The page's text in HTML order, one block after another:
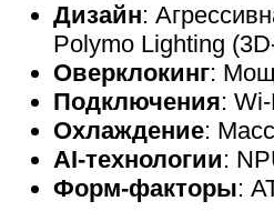
Дизайн:
Polymo Lighting
Оверклокинг:
Подключения:
Охлаждение:
AI-технологии:
Форм-факторы: